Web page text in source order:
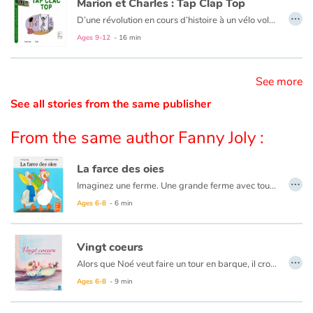
Catalogue anglais
Help
Home
Family
Schools
Libraries
Videos & Tutorials
Marion et Charles : Tap Clap Top
D’une révolution en cours d’histoire à un vélo volé en passant par la découverte d’un trésor, un concours de lasagnes, un impitoyable prof-de-maths, un réveillon à surprises ou la crise de Charles largué par sa petite amie : la vie de Marion ressemble à un feuilleton…
Ages 9-12 - 16 min
…
See more
See all stories from the same publisher
From the same author Fanny Joly :
La farce des oies
Imaginez une ferme. Une grande ferme avec tout ce qu’il faut : un tracteur, des poules, un chien, des vaches, des bidons de lait, des poussins…
Ages 6-8 - 6 min
…
Vingt coeurs
Alors que Noé veut faire un tour en barque, il croise sur son chemin une ribambelle d'animaux qui veulent l'accompagner. Une fois sur les flots, une tempête éclate... Noé parviendra-t-il à rejoindre son amoureuse ?
Ages 6-8 - 9 min
…